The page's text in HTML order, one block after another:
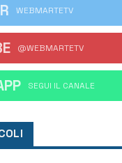
WEBMARTETV
@WEBMARTETV
‎SEGUI IL CANALE